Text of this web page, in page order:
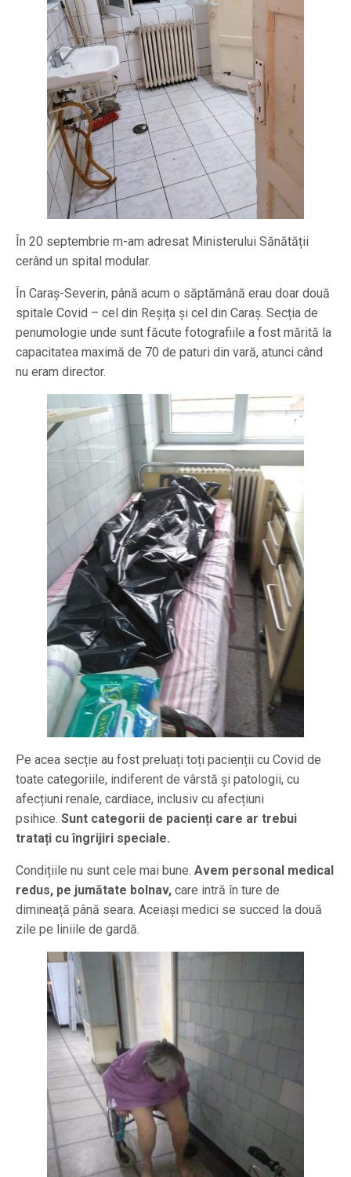
În 20 septembrie m-am adresat Ministerului Sănătății
cerând un spital modular.
În Caraș-Severin, până acum o săptămână erau doar două
spitale Covid – cel din Reșița și cel din Caraș. Secția de
penumologie unde sunt făcute fotografiile a fost mărită la
capacitatea maximă de 70 de paturi din vară, atunci când
nu eram director.
Pe acea secție au fost preluați toți pacienții cu Covid de
toate categoriile, indiferent de vârstă și patologii, cu
afecțiuni renale, cardiace, inclusiv cu afecțiuni
psihice. Sunt categorii de pacienți care ar trebui
tratați cu îngrijiri speciale.
Condițiile nu sunt cele mai bune. Avem personal medical
redus, pe jumătate bolnav, care intră în ture de
dimineață până seara. Aceiași medici se succed la două
zile pe liniile de gardă.